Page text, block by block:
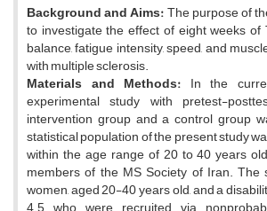
Background and Aims:The purpose of
to investigate the effect of eight weeks
balance, fatigue intensity, speed, and
with multiple sclerosis.
Materials and Methods: In the
experimental study with pretest-
intervention group and a control group
statistical population of the present study
within the age range of 20 to 40 years
members of the MS Society of Iran. The
women, aged 20-40 years old, and a